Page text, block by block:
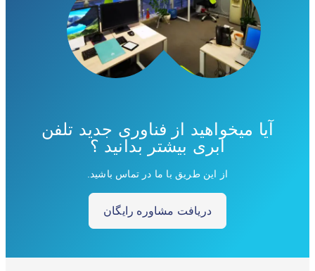
آیا میخواهید از فناوری جدید تلفن
ابری بیشتر بدانید ؟
از این طریق با ما در تماس باشید.
دریافت مشاوره رایگان